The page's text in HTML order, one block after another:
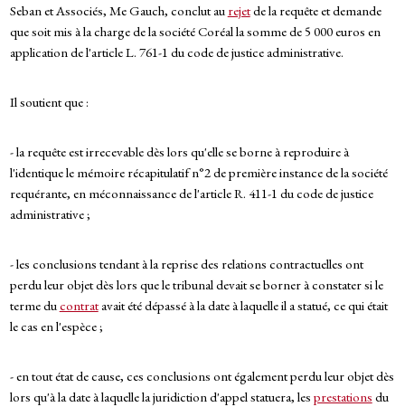
Seban et Associés, Me Gauch, conclut au rejetde la requête et demande
que soit mis à la charge de la société Coréal la somme de 5 000 euros en
application de l'article L. 761-1 du code de justice administrative.
Il soutient que :
- la requête est irrecevable dès lors qu'elle se borne à reproduire à
l'identique le mémoire récapitulatif n°2 de première instance de la société
requérante, en méconnaissance de l'article R. 411-1 du code de justice
administrative ;
- les conclusions tendant à la reprise des relations contractuelles ont
perdu leur objet dès lors que le tribunal devait se borner à constater si le
terme ducontratavait été dépassé à la date à laquelle il a statué, ce qui était
le cas en l'espèce ;
- en tout état de cause, ces conclusions ont également perdu leur objet dès
lors qu'à la date à laquelle la juridiction d'appel statuera, les prestations du